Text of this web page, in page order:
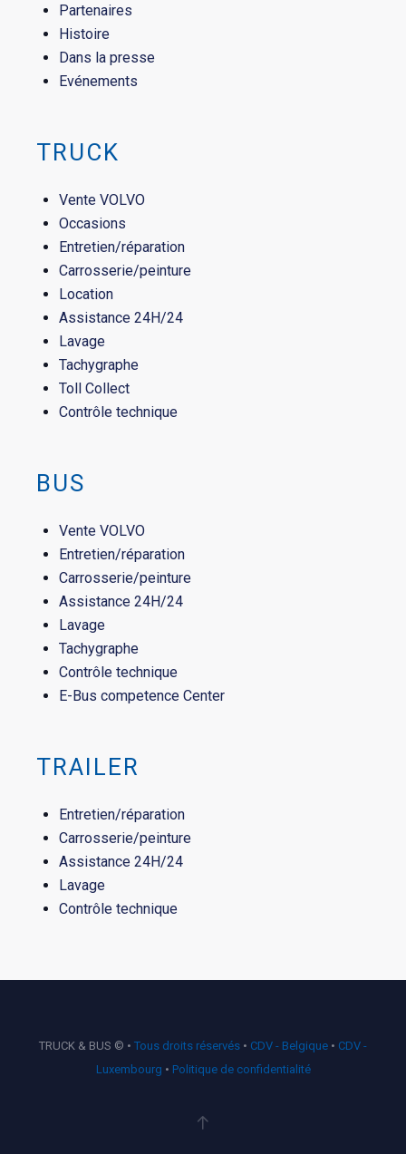
Partenaires
Histoire
Dans la presse
Evénements
TRUCK
Vente VOLVO
Occasions
Entretien/réparation
Carrosserie/peinture
Location
Assistance 24H/24
Lavage
Tachygraphe
Toll Collect
Contrôle technique
BUS
Vente VOLVO
Entretien/réparation
Carrosserie/peinture
Assistance 24H/24
Lavage
Tachygraphe
Contrôle technique
E-Bus competence Center
TRAILER
Entretien/réparation
Carrosserie/peinture
Assistance 24H/24
Lavage
Contrôle technique
TRUCK & BUS © • Tous droits réservés • CDV - Belgique • CDV -
Luxembourg • Politique de confidentialité